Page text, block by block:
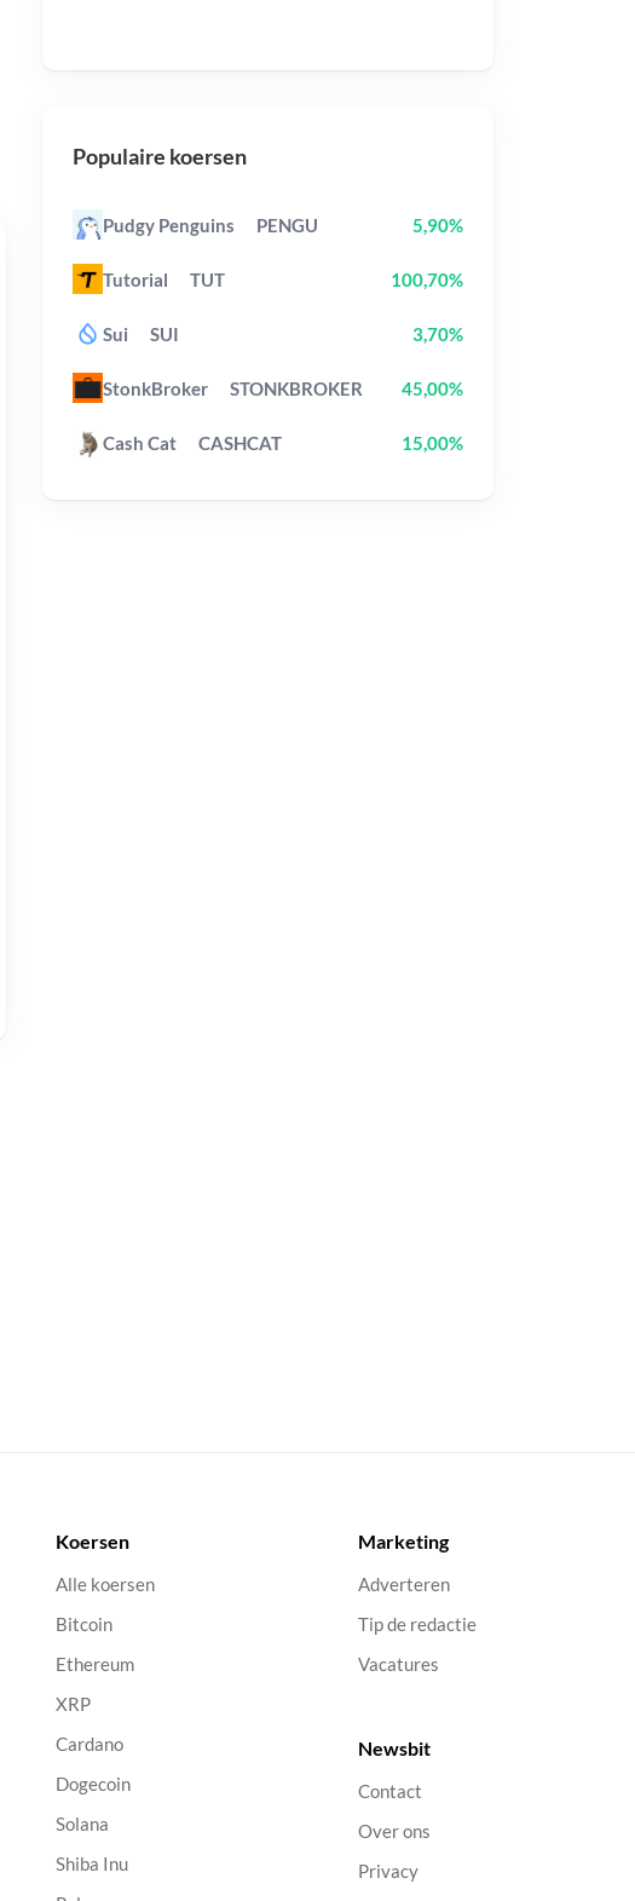
Populaire koersen
Pudgy Penguins PENGU 5,90%
Tutorial TUT 100,70%
Sui SUI 3,70%
StonkBroker STONKBROKER 45,00%
Cash Cat CASHCAT 15,00%
Koersen
Alle koersen
Bitcoin
Ethereum
XRP
Cardano
Dogecoin
Solana
Shiba Inu
Marketing
Adverteren
Tip de redactie
Vacatures
Newsbit
Contact
Over ons
Privacy